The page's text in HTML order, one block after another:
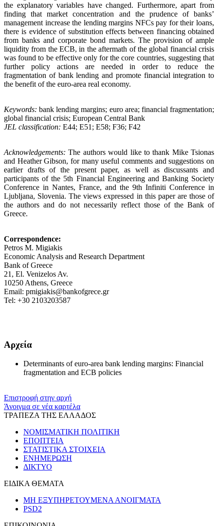
the explanatory variables have changed. Furthermore, apart from
finding that market concentration and the prudence of banks’
management increase the lending margins NFCs pay for their loans,
there is evidence of substitution effects between financing obtained
from banks and corporate bond markets. The provision of ample
liquidity from the ECB, in the aftermath of the global financial crisis
was found to be effective only for the core countries, suggesting that
further policy actions are needed in order to reduce the
fragmentation of bank lending and promote financial integration to
the benefit of the euro-area real economy.
Keywords: bank lending margins; euro area; financial fragmentation;
global financial crisis; European Central Bank
JEL classification: E44; E51; E58; F36; F42
Acknowledgements: The authors would like to thank Mike Tsionas
and Heather Gibson, for many useful comments and suggestions on
earlier drafts of the present paper, as well as discussants and
participants of the 5th Financial Engineering and Banking Society
Conference in Nantes, France, and the 9th Infiniti Conference in
Ljubljana, Slovenia. The views expressed in this paper are those of
the authors and do not necessarily reflect those of the Bank of
Greece.
Correspondence:
Petros M. Migiakis
Economic Analysis and Research Department
Bank of Greece
21, El. Venizelos Av.
10250 Athens, Greece
Email: pmigiakis@bankofgrece.gr
Tel: +30 2103203587
Αρχεία
Determinants of euro-area bank lending margins: Financial
fragmentation and ECB policies
Επιστροφή στην αρχή
Άνοιγμα σε νέα καρτέλα
ΤΡΑΠΕΖΑ ΤΗΣ ΕΛΛΑΔΟΣ
ΝΟΜΙΣΜΑΤΙΚΗ ΠΟΛΙΤΙΚΗ
ΕΠΟΠΤΕΙΑ
ΣΤΑΤΙΣΤΙΚΑ ΣΤΟΙΧΕΙΑ
ΕΝΗΜΕΡΩΣΗ
ΔΙΚΤΥΟ
ΕΙΔΙΚΑ ΘΕΜΑΤΑ
ΜΗ ΕΞΥΠΗΡΕΤΟΥΜΕΝΑ ΑΝΟΙΓΜΑΤΑ
PSD2